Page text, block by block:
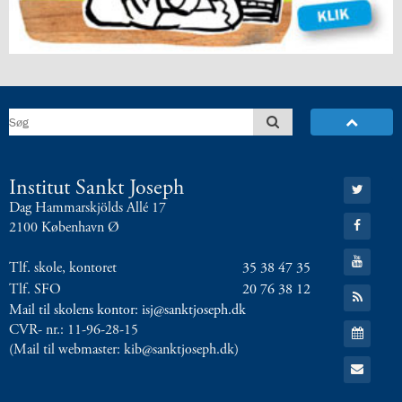
International
10.
klasse
profil
6.1:
2026/2027
6.2:
Musikskolens
undervisere
til
6.4:
Generelle
informationer
&
betingelser
Institut Sankt Joseph
Dag Hammarskjölds Allé 17
2100 København Ø
Tlf. skole, kontoret
35 38 47 35
Tlf. SFO
20 76 38 12
Mail til skolens kontor: isj@sanktjoseph.dk
CVR- nr.: 11-96-28-15
(Mail til webmaster: kib@sanktjoseph.dk)
Gå
til:
Twitter
Gå
til:
Facebook
Gå
til:
YouTube
Gå
til:
RSS
feed
Gå
til:
Kalender
Gå
til: